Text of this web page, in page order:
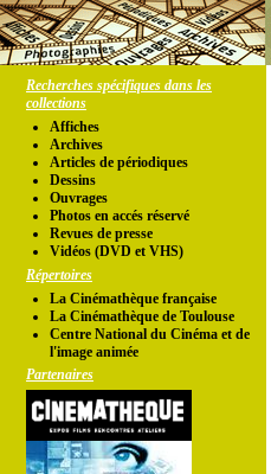
Recherches spécifiques dans les
collections
Affiches
Archives
Articles de périodiques
Dessins
Ouvrages
Photos en accés réservé
Revues de presse
Vidéos (DVD et VHS)
Répertoires
La Cinémathèque française
La Cinémathèque de Toulouse
Centre National du Cinéma et de
l'image animée
Partenaires